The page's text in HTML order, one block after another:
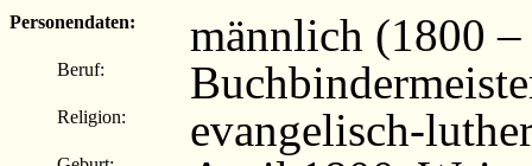
Personendaten:
männlich (1800
Beruf:
Religion: evangelisch-